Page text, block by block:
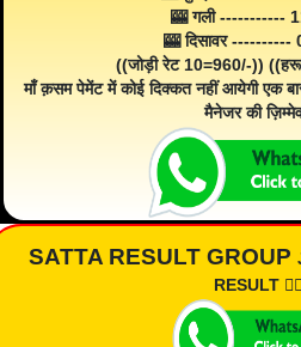
🎰 गली -----------
🎰 दिसावर
((जोड़ी रेट 10=960/-))
माँ क़सम पेमेंट में कोई दिक्कत नहीं आयेगी एक
मैनेजर की
SATTA RESULT GROUP
RESULT